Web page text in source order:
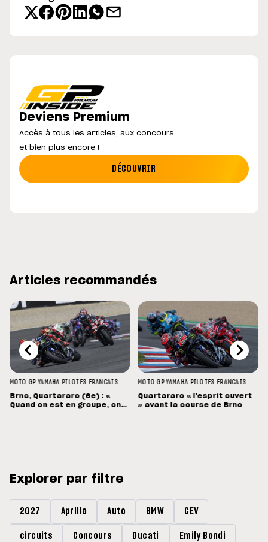
Deviens Premium
Accès à tous les articles, aux concours
et bien plus encore !
DÉCOUVRIR
Articles recommandés
MOTO GP YAMAHA PILOTES FRANCAIS
Brno, Quartararo (6e) : «
Quand on est en groupe, on
MOTO GP YAMAHA PILOTES FRANCAIS
Quartararo « l'esprit ouvert
» avant la course de Brno
Explorer par filtre
2027 Aprilia Auto BMW CEV
circuits Concours Ducati Emily Bondi